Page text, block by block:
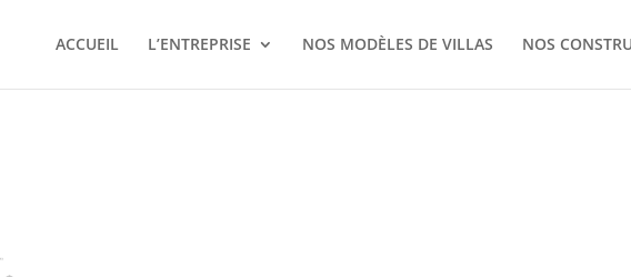
ACCUEIL L’ENTREPRISE NOS MODÈLES DE VILLAS NOS